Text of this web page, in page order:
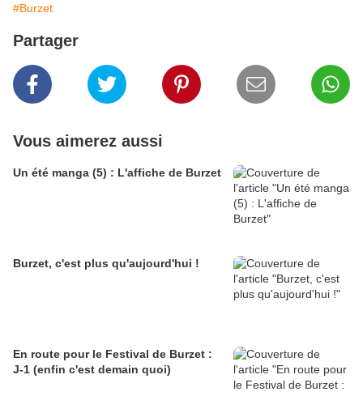
#Burzet
Partager
Vous aimerez aussi
Un été manga (5) : L'affiche de Burzet
Burzet, c'est plus qu'aujourd'hui !
En route pour le Festival de Burzet :
J-1 (enfin c'est demain quoi)